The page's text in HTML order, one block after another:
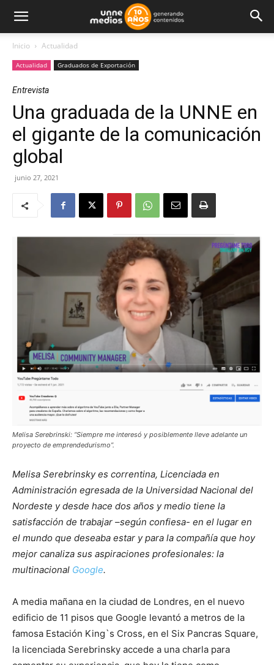
Inicio Actualidad
Actualidad Graduados de Exportación
Entrevista
Una graduada de la UNNE en
el gigante de la comunicación
global
junio 27, 2021
Melisa Serebrinski: “Siempre me interesó y posiblemente lleve adelante un
proyecto de emprendedurismo”.
Melisa Serebrinsky es correntina, Licenciada en
Administración egresada de la Universidad Nacional del
Nordeste y desde hace dos años y medio tiene la
satisfacción de trabajar –según confiesa- en el lugar en
el mundo que deseaba estar y para la compañía que hoy
mejor canaliza sus aspiraciones profesionales: la
multinacional Google.
A media mañana en la ciudad de Londres, en el nuevo
edificio de 11 pisos que Google levantó a metros de la
famosa Estación King`s Cross, en el Six Pancras Square,
la licenciada Serebrinsky accede a una charla para